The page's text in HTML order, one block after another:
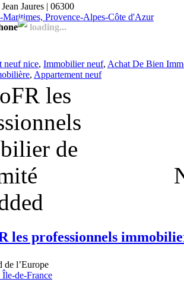
Jaures | 06300
Maritimes, Provence-Alpes-Côte d'Azur
loading...
neuf nice, Immobilier neuf, Achat De Bien
, Appartement neuf
les professionnels
de l’Europe
Île-de-France